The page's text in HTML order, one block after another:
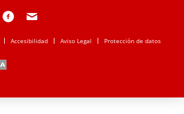
Accesibilidad Aviso Legal Protección de datos